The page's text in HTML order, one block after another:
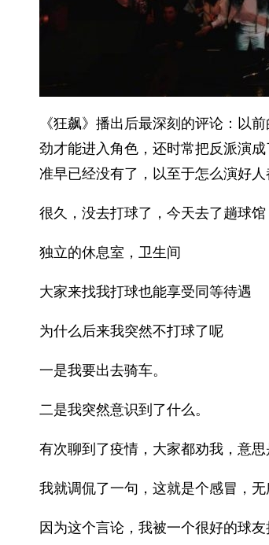
《狂飙》播出后最深刻的评论：以
劲才能进入角色，还时常把反派演
准早已经没有了，以至于怎么演好人
很久，没去打球了，今天去了趟球馆
独立的休息室，卫生间
大家来找我打球也能享受同等待遇
为什么后来我突然不打球了呢
一是我要出去骑车。
二是我突然意识到了什么。
有次聊到了疫情，大家都劝我，意
我就调侃了一句，这就是个感冒，无
因为这个言论，我被一个很好的球友